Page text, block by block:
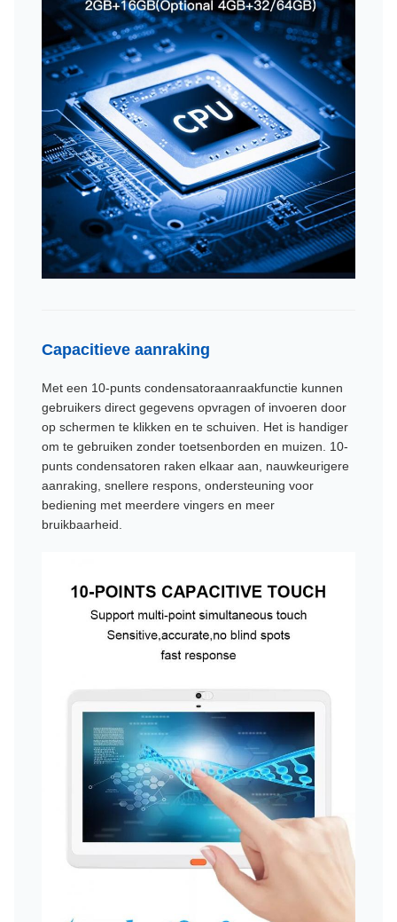
Capacitieve aanraking
Met een 10-punts condensatoraanraakfunctie kunnen
gebruikers direct gegevens opvragen of invoeren door
op schermen te klikken en te schuiven. Het is handiger
om te gebruiken zonder toetsenborden en muizen. 10-
punts condensatoren raken elkaar aan, nauwkeurigere
aanraking, snellere respons, ondersteuning voor
bediening met meerdere vingers en meer
bruikbaarheid.